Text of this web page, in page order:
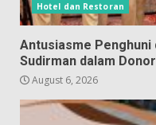
Hotel dan Restoran
Antusiasme Penghuni
Sudirman dalam
August 6, 2026